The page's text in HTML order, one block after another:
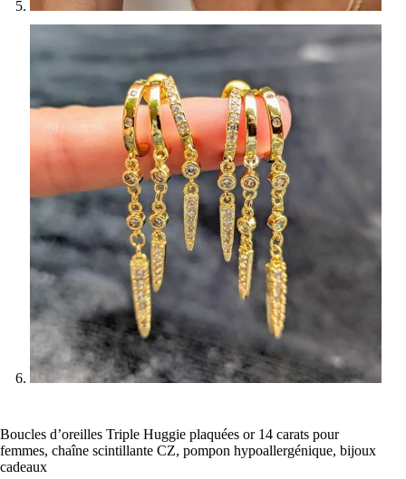
Boucles d’oreilles Triple Huggie plaquées or 14 carats pour
femmes, chaîne scintillante CZ, pompon hypoallergénique, bijoux
cadeaux